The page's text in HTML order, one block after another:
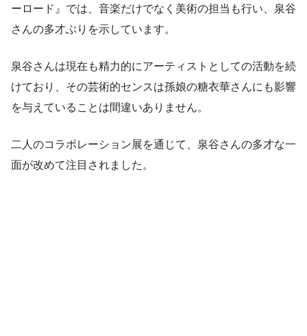
ーロード』では、音楽だけでなく美術の担当も行い、泉谷
さんの多才ぶりを示しています。
泉谷さんは現在も精力的にアーティストとしての活動を続
けており、その芸術的センスは孫娘の糖衣華さんにも影響
を与えていることは間違いありません。
二人のコラボレーション展を通じて、泉谷さんの多才な一
面が改めて注目されました。